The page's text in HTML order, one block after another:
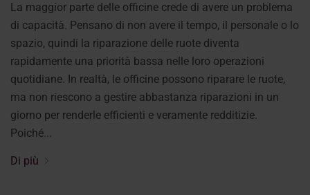
La maggior parte delle officine crede di avere un problema
di capacità. Pensano di non avere il tempo, il personale o lo
spazio, quindi la riparazione delle ruote diventa
rapidamente una priorità bassa nelle loro operazioni
quotidiane. In realtà, le officine possono riparare le ruote,
ma non riescono a gestire abbastanza riparazioni in un
giorno per renderle efficienti e veramente redditizie.
Poiché...
Di più